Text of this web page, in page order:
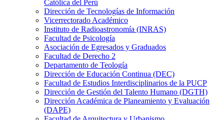
Católica del Perú
Dirección de Tecnologías de Información
Vicerrectorado Académico
Instituto de Radioastronomía (INRAS)
Facultad de Psicología
Asociación de Egresados y Graduados
Facultad de Derecho 2
Departamento de Teología
Dirección de Educación Continua (DEC)
Facultad de Estudios Interdisciplinarios de la PUCP
Dirección de Gestión del Talento Humano (DGTH)
Dirección Académica de Planeamiento y Evaluación
(DAPE)